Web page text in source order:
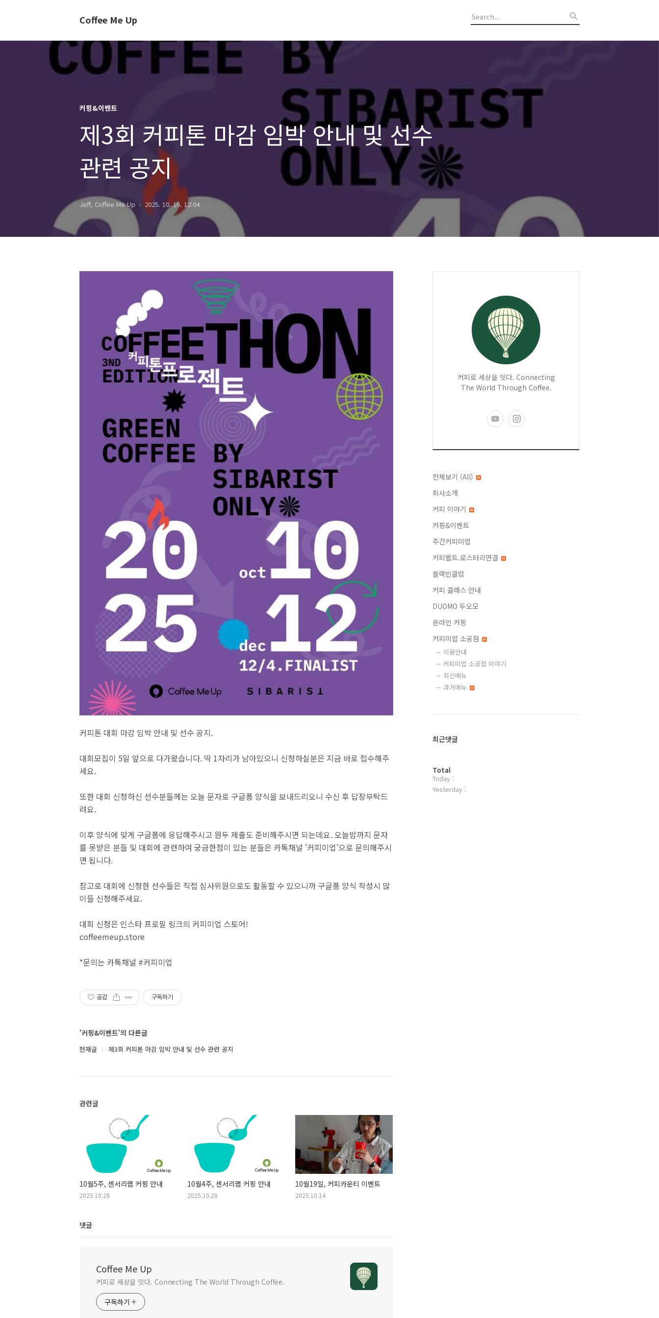
Coffee Me Up
커핑&이벤트
제3회 커피톤 마감 임박 안내 및 선수
관련 공지
Jeff, Coffee Me Up 2025. 10. 16. 12:04
커피톤 대회 마감 임박 안내 및 선수 공지.
대회모집이 5일 앞으로 다가왔습니다. 딱 1자리가 남아있으니 신청하실분은 지금 바로 접수해주
세요.
또한 대회 신청하신 선수분들께는 오늘 문자로 구글폼 양식을 보내드리오니 수신 후 답장부탁드
려요.
이후 양식에 맞게 구글폼에 응답해주시고 원두 제출도 준비해주시면 되는데요. 오늘밤까지 문자
를 못받은 분들 및 대회에 관련하여 궁금한점이 있는 분들은 카톡채널 '커피미업'으로 문의해주시
면 됩니다.
참고로 대회에 신청한 선수들은 직접 심사위원으로도 활동할 수 있으니까 구글폼 양식 작성시 많
이들 신청해주세요.
대회 신청은 인스타 프로필 링크의 커피미업 스토어!
coffeemeup.store
*문의는 카톡채널 #커피미업
공감 구독하기
'커핑&이벤트'의 다른글
현재글 제3회 커피톤 마감 임박 안내 및 선수 관련 공지
관련글
10월5주, 센서리랩 커핑 안내
2025.10.28
10월4주, 센서리랩 커핑 안내
2025.10.20
10월19일, 커피카운티 이벤트
2025.10.14
댓글
Coffee Me Up
커피로 세상을 잇다. Connecting The World Through Coffee.
구독하기
커피로 세상을 잇다. Connecting
The World Through Coffee.
전체보기 (All)
회사소개
커피 이야기
커핑&이벤트
주간커피미업
커피벨트.로스터리연결
블랙빈클럽
커피 클래스 안내
DUOMO 두오모
온라인 커핑
커피미업 소공점
이용안내
커피미업 소공점 이야기
최신메뉴
과거메뉴
최근댓글
방
문
자
Total
Today :
Yesterday :